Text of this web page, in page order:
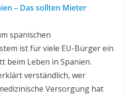
– Das sollten Mieter
spanischen
ist für viele EU-Bürger ein
beim Leben in Spanien.
verständlich, wer
Versorgung hat